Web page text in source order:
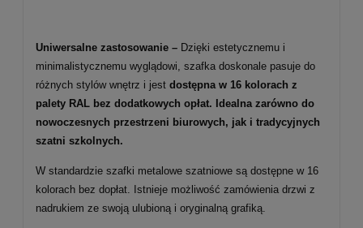
Uniwersalne zastosowanie – Dzięki estetycznemu i
minimalistycznemu wyglądowi, szafka doskonale pasuje do
różnych stylów wnętrz i jest dostępna w 16 kolorach z
palety RAL bez dodatkowych opłat. Idealna zarówno do
nowoczesnych przestrzeni biurowych, jak i tradycyjnych
szatni szkolnych.
W standardzie szafki metalowe szatniowe są dostępne w 16
kolorach bez dopłat. Istnieje możliwość zamówienia drzwi z
nadrukiem ze swoją ulubioną i oryginalną grafiką.